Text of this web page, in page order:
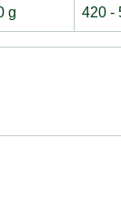
g 420 -